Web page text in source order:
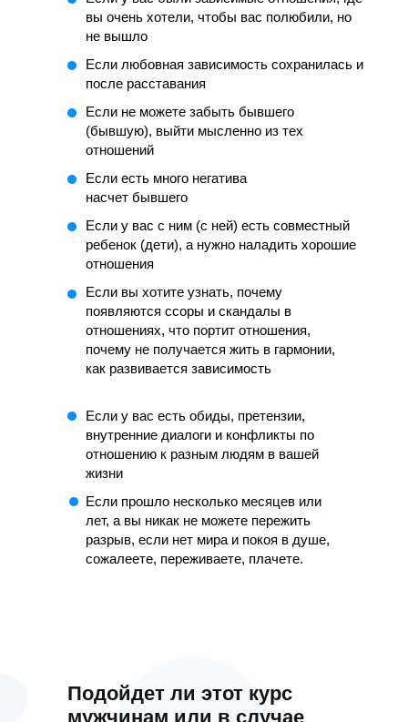
вы очень хотели, чтобы вас полюбили, но
не вышло
Если любовная зависимость сохранилась и
после расставания
Если не можете забыть бывшего
(бывшую), выйти мысленно из тех
отношений
Если есть много негатива
насчет бывшего
Если у вас с ним (с ней) есть совместный
ребенок (дети), а нужно наладить хорошие
отношения
Если вы хотите узнать, почему
появляются ссоры и скандалы в
отношениях, что портит отношения,
почему не получается жить в гармонии,
как развивается зависимость
Если у вас есть обиды, претензии,
внутренние диалоги и конфликты по
отношению к разным людям в вашей
жизни
Если прошло несколько месяцев или
лет, а вы никак не можете пережить
разрыв, если нет мира и покоя в душе,
сожалеете, переживаете, плачете.
Подойдет ли этот курс
мужчинам или в случае